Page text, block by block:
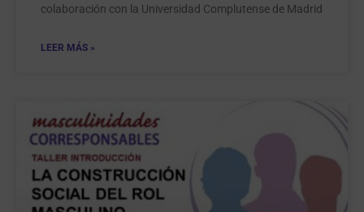
colaboración con la Universidad Complutense de Madrid
LEER MÁS »